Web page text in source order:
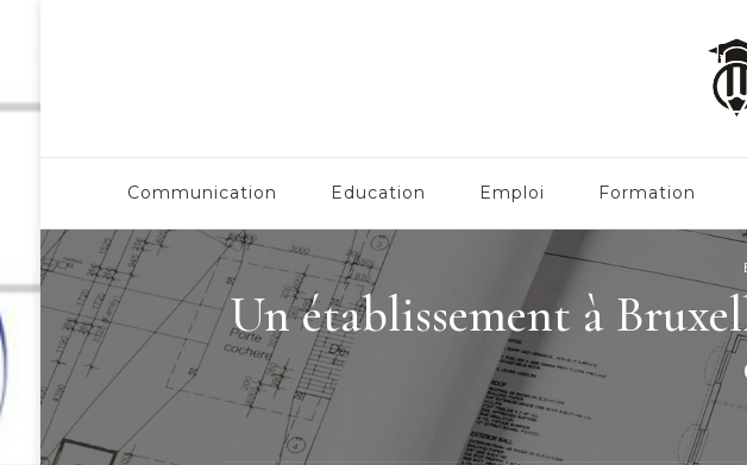
Communication Education Emploi Formation
Un établissement à